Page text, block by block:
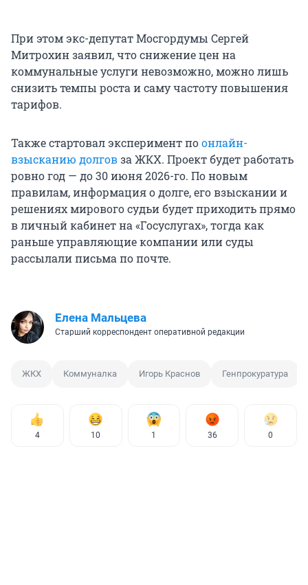
При этом экс-депутат Мосгордумы Сергей
Митрохин заявил, что снижение цен на
коммунальные услуги невозможно, можно лишь
снизить темпы роста и саму частоту повышения
тарифов.
Также стартовал эксперимент поонлайн-
взысканию долговза ЖКХ. Проект будет работать
ровно год — до 30 июня 2026-го. По новым
правилам, информация о долге, его взыскании и
решениях мирового судьи будет приходить прямо
в личный кабинет на «Госуслугах», тогда как
раньше управляющие компании или суды
рассылали письма по почте.
Елена Мальцева
Старший корреспондент оперативной редакции
ЖКХ Коммуналка Игорь Краснов Генпрокуратура
4 10 1 36 0